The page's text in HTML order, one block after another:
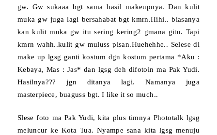
gw. Gw sukaaa bgt sama hasil makeupnya. Dan kulit
muka gw juga lagi bersahabat bgt kmrn.Hihi.. biasanya
kan kulit muka gw itu sering kering2 gmana gitu. Tapi
kmrn wahh..kulit gw muluss pisan.Huehehhe.. Selese di
make up lgsg ganti kostum dgn kostum pertama *Aku :
Kebaya, Mas : Jas* dan lgsg deh difotoin ma Pak Yudi.
Hasilnya??? jgn ditanya lagi. Namanya juga
masterpiece, buaguss bgt. I like it so much..
Slese foto ma Pak Yudi, kita plus timnya Phototalk lgsg
meluncur ke Kota Tua. Nyampe sana kita lgsg menuju